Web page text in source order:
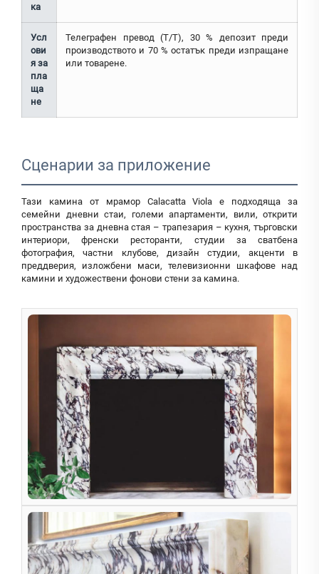
ка
Усл
ови
я за
пла
ща
не
Телеграфен превод (T/T), 30 % депозит преди
производството и 70 % остатък преди изпращане
или товарене.
Сценарии за приложение
Тази камина от мрамор Calacatta Viola е подходяща за
семейни дневни стаи, големи апартаменти, вили, открити
пространства за дневна стая – трапезария – кухня, търговски
интериори, френски ресторанти, студии за сватбена
фотография, частни клубове, дизайн студии, акценти в
преддверия, изложбени маси, телевизионни шкафове над
камини и художествени фонови стени за камина.